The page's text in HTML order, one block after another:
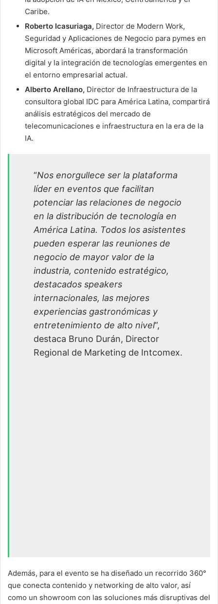
Caribe.
Roberto Icasuriaga, Director de Modern Work,
Seguridad y Aplicaciones de Negocio para pymes en
Microsoft Américas, abordará la transformación
digital y la integración de tecnologías emergentes en
el entorno empresarial actual.
Alberto Arellano, Director de Infraestructura de la
consultora global IDC para América Latina, compartirá
análisis estratégicos del mercado de
telecomunicaciones e infraestructura en la era de la
IA.
“Nos enorgullece ser la plataforma
líder en eventos que facilitan
potenciar las relaciones de negocio
en la distribución de tecnología en
América Latina. Todos los asistentes
pueden esperar las reuniones de
negocio de mayor valor de la
industria, contenido estratégico,
destacados speakers
internacionales, las mejores
experiencias gastronómicas y
entretenimiento de alto nivel”,
destaca Bruno Durán, Director
Regional de Marketing de Intcomex.
Además, para el evento se ha diseñado un recorrido 360°
que conecta contenido y networking de alto valor, así
como un showroom con las soluciones más disruptivas del